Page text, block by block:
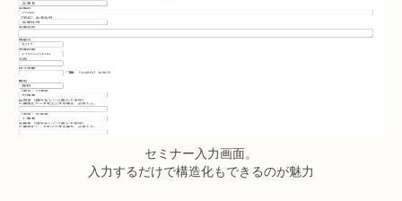
セミナー入力画面。
入力するだけで構造化もできるのが魅力